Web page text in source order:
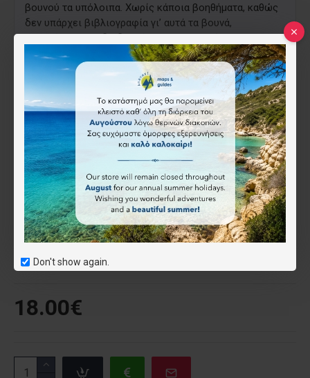
Don't show again.
βουνού τα υπόλοιπα. Χωρίς κάποια βοηθήματα, καθώς
δεν υπάρχει βιβλιογραφία γι’ αυτά τα βουνά,
ακολούθησα τις διαδρομές παρακολουθώντας τη
λογική του ανάγλυφου και τις πληροφορίες που
μπορούσα να πάρω από τους χάρτες της Γ.Υ.Σ. Το
αποτέλεσμα ήταν πολύ ενθαρρυντικό και υπήρξε το
κίνητρο για την συγγραφή αυτού του βιβλίου, μέσα από
τις σελίδες του οποίου θα γνωρίσετε τα μικρά αλλά
τόσο ενδιαφέροντα βουνά αυτής της περιοχής.
Χαρακτηριστικά
ISBN:9789609720007
18.00€